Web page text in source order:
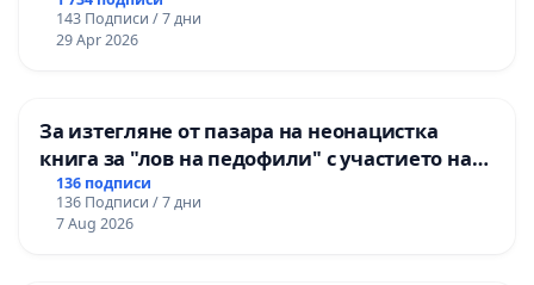
143 Подписи / 7 дни
29 Apr 2026
За изтегляне от пазара на неонацистка
книга за "лов на педофили" с участието на
деца
136 подписи
136 Подписи / 7 дни
7 Aug 2026